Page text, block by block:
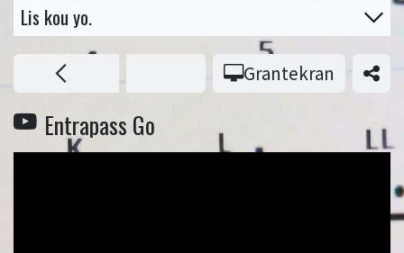
Lis kou yo.
Entrapass Go
Grantekran